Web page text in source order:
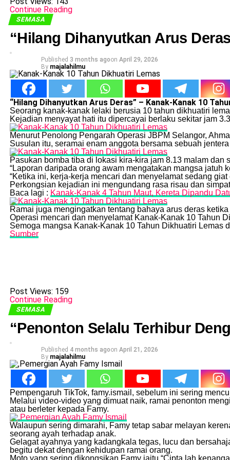
Continue Reading
SEMASA
“Hilang Dihanyutkan Arus
Published 3 months agoon April 29, 2026
By majalahilmu
“Hilang Dihanyutkan Arus Deras” – Kanak-Kanak 10
Seorang kanak-kanak lelaki berusia 10 tahun dikhuatiri
Kejadian menyayat hati itu dipercayai berlaku sekitar jam
Menurut Penolong Pengarah Operasi JBPM Selangor,
Susulan itu, seramai enam anggota bersama sebuah
Pasukan bomba tiba di lokasi kira-kira jam 8.13 malam
“Laporan daripada orang awam mengatakan mangsa
“Ketika ini, kerja-kerja mencari dan menyelamat sedang
Perkongsian kejadian ini mengundang rasa risau dan
Baca lagi : Kanak-Kanak 4 Tahun Maut, Kereta Dipandu
Ramai juga mengingatkan tentang bahaya arus deras
Operasi mencari dan menyelamat Kanak-Kanak 10 Tahun
Semoga mangsa Kanak-Kanak 10 Tahun Dikhuatiri Lemas
Sumber
Post Views: 159
Continue Reading
SEMASA
“Penonton Selalu Terhibur
Published 4 months agoon April 21, 2026
By majalahilmu
Pempengaruh TikTok, famy.ismail, sebelum ini sering
Melalui video-video yang dimuat naik, ramai penonton
atau berleter kepada Famy.
Walaupun sering dimarahi, Famy tetap sabar melayan
seorang ayah terhadap anak.
Gelagat ayahnya yang kadangkala tegas, lucu dan
begitu dekat dengan kehidupan ramai orang.
Moto yang sering dikongsikan Famy iaitu “Cipta lah